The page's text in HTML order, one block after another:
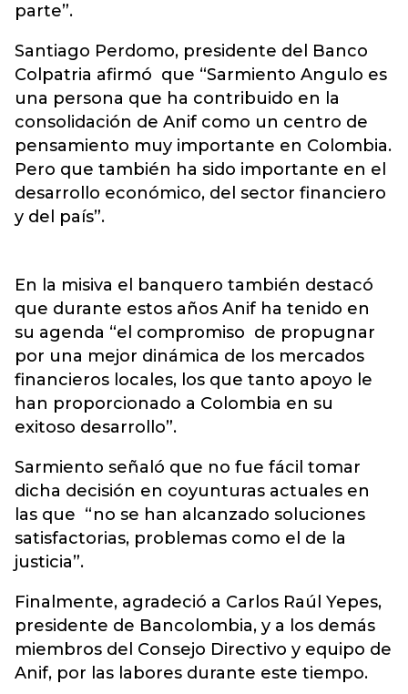
parte”.
Santiago Perdomo, presidente del Banco
Colpatria afirmó que “Sarmiento Angulo es
una persona que ha contribuido en la
consolidación de Anif como un centro de
pensamiento muy importante en Colombia.
Pero que también ha sido importante en el
desarrollo económico, del sector financiero
y del país”.
En la misiva el banquero también destacó
que durante estos años Anif ha tenido en
su agenda “el compromiso de propugnar
por una mejor dinámica de los mercados
financieros locales, los que tanto apoyo le
han proporcionado a Colombia en su
exitoso desarrollo”.
Sarmiento señaló que no fue fácil tomar
dicha decisión en coyunturas actuales en
las que “no se han alcanzado soluciones
satisfactorias, problemas como el de la
justicia”.
Finalmente, agradeció a Carlos Raúl Yepes,
presidente de Bancolombia, y a los demás
miembros del Consejo Directivo y equipo de
Anif, por las labores durante este tiempo.